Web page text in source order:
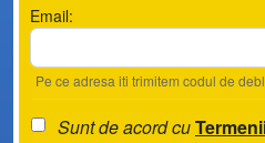
Email:
Pe ce adresa iti trimitem codul de
Sunt de acord cu